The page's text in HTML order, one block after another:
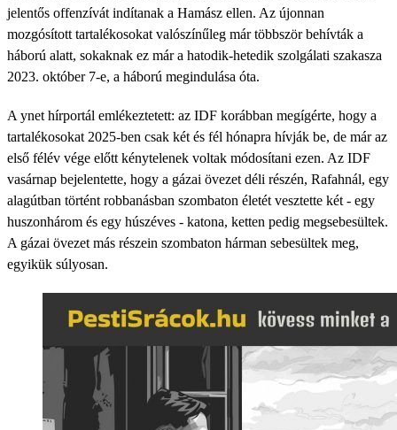
jelentős offenzívát indítanak a Hamász ellen. Az újonnan
mozgósított tartalékosokat valószínűleg már többször behívták a
háború alatt, sokaknak ez már a hatodik-hetedik szolgálati szakasza
2023. október 7-e, a háború megindulása óta.
A ynet hírportál emlékeztetett: az IDF korábban megígérte, hogy a
tartalékosokat 2025-ben csak két és fél hónapra hívják be, de már az
első félév vége előtt kénytelenek voltak módosítani ezen. Az IDF
vasárnap bejelentette, hogy a gázai övezet déli részén, Rafahnál, egy
alagútban történt robbanásban szombaton életét vesztette két - egy
huszonhárom és egy húszéves - katona, ketten pedig megsebesültek.
A gázai övezet más részein szombaton hárman sebesültek meg,
egyikük súlyosan.